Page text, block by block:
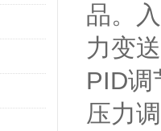
品。
力变
PID调
压力